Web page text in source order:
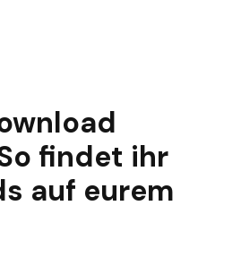
findet ihr
auf eurem